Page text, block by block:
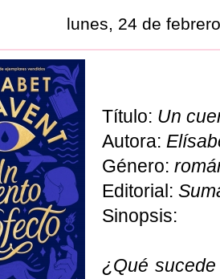
lunes, 24 de
Título: Un
Autora:
Género:
Editorial:
Sinopsis:
¿Qué